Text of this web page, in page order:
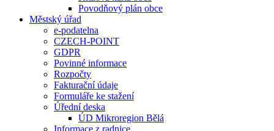
Povodňový plán obce
Městský úřad
e-podatelna
CZECH-POINT
GDPR
Povinné informace
Rozpočty
Fakturační údaje
Formuláře ke stažení
Úřední deska
ÚD Mikroregion Bělá
Informace z radnice